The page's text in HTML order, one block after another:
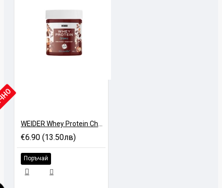
WEIDER Whey Protein Chocalate Creme - 250 gr
€6.90 (13.50лв)
Поръчай